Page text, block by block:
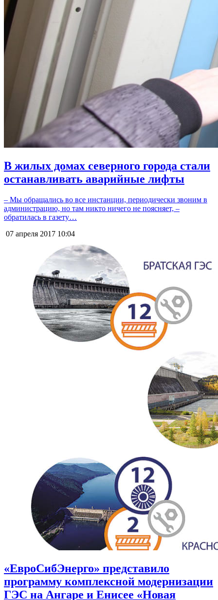
В жилых домах северного города стали
останавливать аварийные лифты
– Мы обращались во все инстанции, периодически звоним в
администрацию, но там никто ничего не поясняет, –
обратилась в газету…
07 апреля 2017 10:04
«ЕвроСибЭнерго» представило
программу комплексной модернизации
ГЭС на Ангаре и Енисее «Новая